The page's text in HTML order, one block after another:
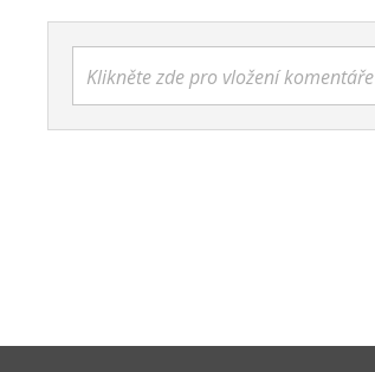
Klikněte zde pro vložení komentáře